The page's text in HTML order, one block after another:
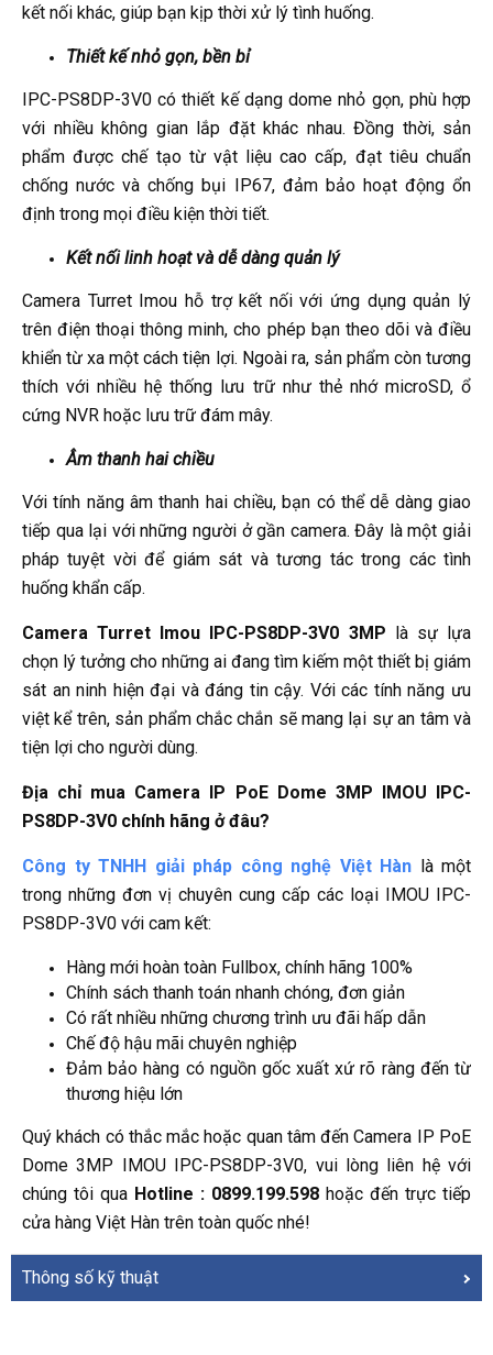
kết nối khác, giúp bạn kịp thời xử lý tình huống.
Thiết kế nhỏ gọn, bền bỉ
IPC-PS8DP-3V0 có thiết kế dạng dome nhỏ gọn, phù hợp
với nhiều không gian lắp đặt khác nhau. Đồng thời, sản
phẩm được chế tạo từ vật liệu cao cấp, đạt tiêu chuẩn
chống nước và chống bụi IP67, đảm bảo hoạt động ổn
định trong mọi điều kiện thời tiết.
Kết nối linh hoạt và dễ dàng quản lý
Camera Turret Imou hỗ trợ kết nối với ứng dụng quản lý
trên điện thoại thông minh, cho phép bạn theo dõi và điều
khiển từ xa một cách tiện lợi. Ngoài ra, sản phẩm còn tương
thích với nhiều hệ thống lưu trữ như thẻ nhớ microSD, ổ
cứng NVR hoặc lưu trữ đám mây.
Âm thanh hai chiều
Với tính năng âm thanh hai chiều, bạn có thể dễ dàng giao
tiếp qua lại với những người ở gần camera. Đây là một giải
pháp tuyệt vời để giám sát và tương tác trong các tình
huống khẩn cấp.
Camera Turret Imou IPC-PS8DP-3V0 3MP là sự lựa
chọn lý tưởng cho những ai đang tìm kiếm một thiết bị giám
sát an ninh hiện đại và đáng tin cậy. Với các tính năng ưu
việt kể trên, sản phẩm chắc chắn sẽ mang lại sự an tâm và
tiện lợi cho người dùng.
Địa chỉ mua Camera IP PoE Dome 3MP IMOU IPC-
PS8DP-3V0 chính hãng ở đâu?
Công ty TNHH giải pháp công nghệ Việt Hàn là một
trong những đơn vị chuyên cung cấp các loại IMOU IPC-
PS8DP-3V0 với cam kết:
Hàng mới hoàn toàn Fullbox, chính hãng 100%
Chính sách thanh toán nhanh chóng, đơn giản
Có rất nhiều những chương trình ưu đãi hấp dẫn
Chế độ hậu mãi chuyên nghiệp
Đảm bảo hàng có nguồn gốc xuất xứ rõ ràng đến từ
thương hiệu lớn
Quý khách có thắc mắc hoặc quan tâm đến Camera IP PoE
Dome 3MP IMOU IPC-PS8DP-3V0, vui lòng liên hệ với
chúng tôi qua Hotline : 0899.199.598 hoặc đến trực tiếp
cửa hàng Việt Hàn trên toàn quốc nhé!
Thông số kỹ thuật